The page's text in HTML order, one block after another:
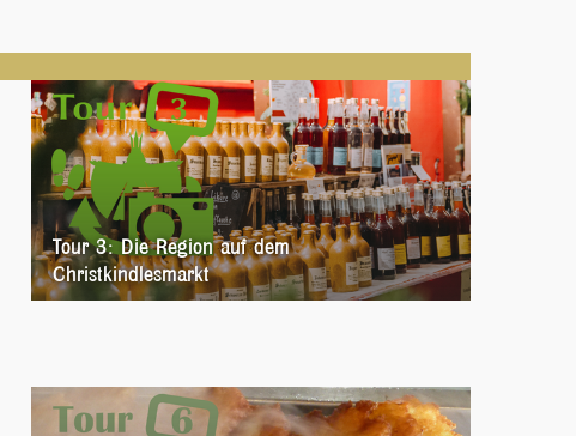
Tour 3: Die Region auf dem
Christkindlesmarkt